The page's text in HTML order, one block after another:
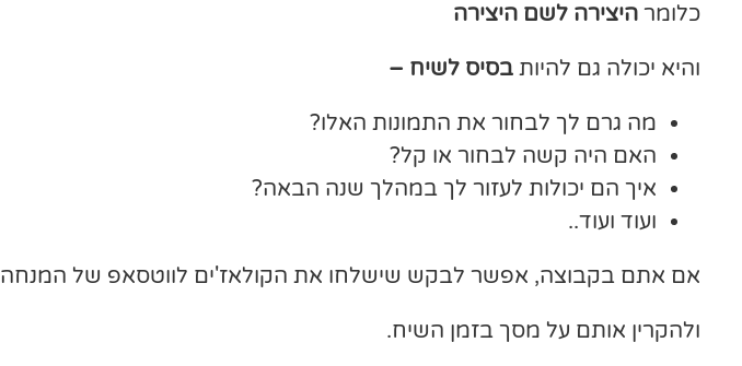
כלומר היצירה לשם היצירה
והיא יכולה גם להיות בסיס לשיח –
מה גרם לך לבחור את התמונות האלו?
האם היה קשה לבחור או קל?
איך הם יכולות לעזור לך במהלך שנה הבאה?
ועוד ועוד..
אם אתם בקבוצה, אפשר לבקש שישלחו את הקולאז'ים לווטסאפ של המנחה
ולהקרין אותם על מסך בזמן השיח.